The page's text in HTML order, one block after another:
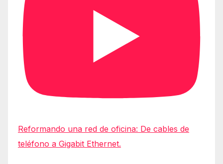
Reformando una red de oficina: De cables de
teléfono a Gigabit Ethernet.